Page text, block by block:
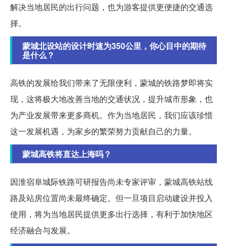
解决当地居民的出行问题，也为游客提供更便捷的交通选
择。
蒙城北设站的设计时速为350公里，你心目中的期待
是什么？
高铁的发展给我们带来了无限便利，蒙城的铁路梦即将实
现，这将极大地改善当地的交通状况，提升城市形象，也
为产业发展带来更多商机。作为当地居民，我们应该珍惜
这一发展机遇，为家乡的繁荣努力贡献自己的力量。
蒙城高铁将直达上海吗？
因淮宿阜城际铁路可研报告尚未专家评审，蒙城高铁站线
路及站房位置尚未最终确定。但一旦项目启动建设并投入
使用，将为当地居民提供更多出行选择，有利于加快地区
经济融合与发展。